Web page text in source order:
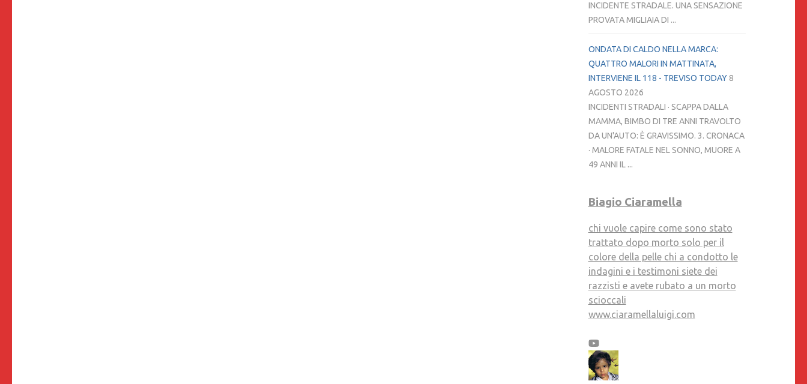
INCIDENTE STRADALE. UNA SENSAZIONE
PROVATA MIGLIAIA DI ...
ONDATA DI CALDO NELLA MARCA:
QUATTRO MALORI IN MATTINATA,
INTERVIENE IL 118 - TREVISO TODAY 8
AGOSTO 2026
INCIDENTI STRADALI · SCAPPA DALLA
MAMMA, BIMBO DI TRE ANNI TRAVOLTO
DA UN'AUTO: È GRAVISSIMO. 3. CRONACA
· MALORE FATALE NEL SONNO, MUORE A
49 ANNI IL ...
Biagio Ciaramella
chi vuole capire come sono stato
trattato dopo morto solo per il
colore della pelle chi a condotto le
indagini e i testimoni siete dei
razzisti e avete rubato a un morto
scioccali
www.ciaramellaluigi.com